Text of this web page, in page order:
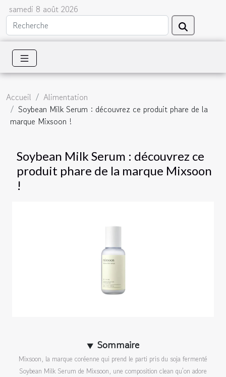
samedi 8 août 2026
Accueil
Alimentation
Soybean Milk Serum : découvrez ce produit phare de la
marque Mixsoon !
Soybean Milk Serum : découvrez ce
produit phare de la marque Mixsoon
!
Sommaire
Mixsoon, la marque coréenne qui prend le parti pris du soja fermenté
Soybean Milk Serum de Mixsoon, une composition clean qu’on adore